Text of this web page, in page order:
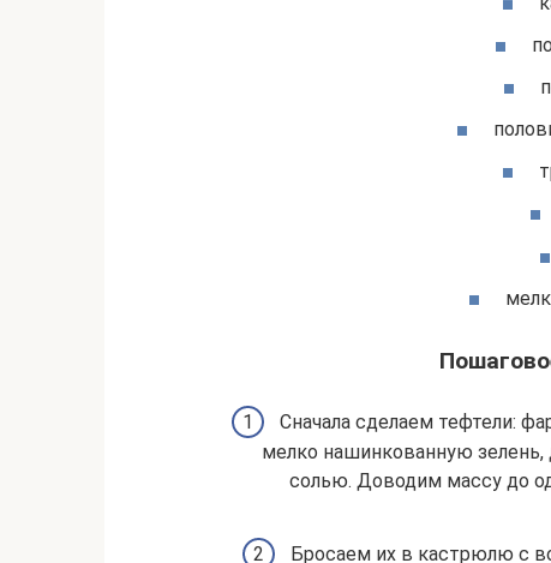
Сначала сделаем тефтели:
мелко нашинкованную
солью. Доводим массу до
Бросаем их в кастрюлю с